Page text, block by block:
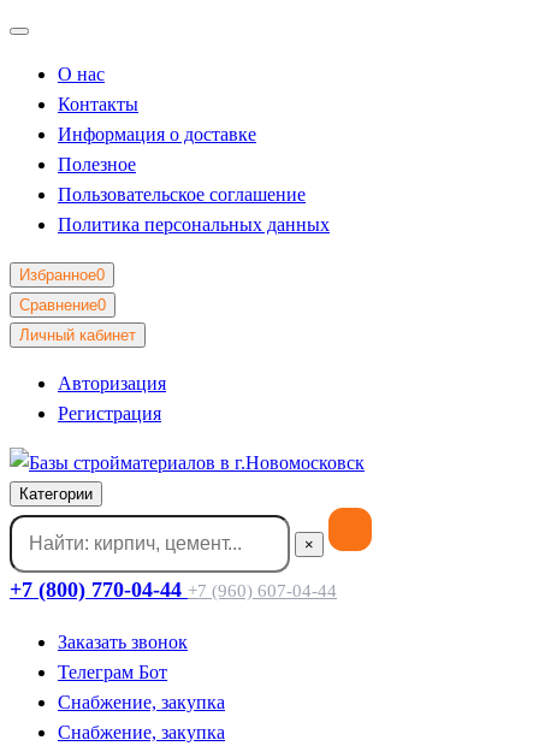
О нас
Контакты
Информация о доставке
Полезное
Пользовательское соглашение
Политика персональных данных
Избранное0
Сравнение0
Личный кабинет
Авторизация
Регистрация
Категории
×
+7 (800) 770-04-44 +7 (960) 607-04-44
Заказать звонок
Телеграм Бот
Cнабжение, закупка
Cнабжение, закупка